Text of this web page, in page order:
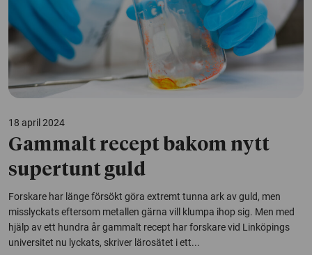
18 april 2024
Gammalt recept bakom nytt
supertunt guld
Forskare har länge försökt göra extremt tunna ark av guld, men
misslyckats eftersom metallen gärna vill klumpa ihop sig. Men med
hjälp av ett hundra år gammalt recept har forskare vid Linköpings
universitet nu lyckats, skriver lärosätet i ett...